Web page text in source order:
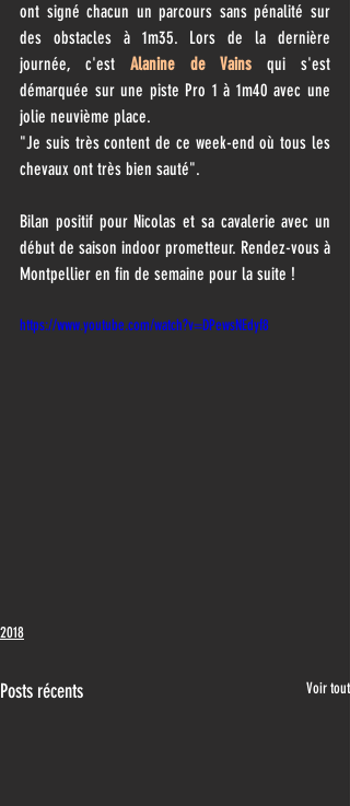
ont signé chacun un parcours sans pénalité sur
des obstacles à 1m35. Lors de la dernière
journée, c'est Alanine de Vains qui s'est
démarquée sur une piste Pro 1 à 1m40 avec une
jolie neuvième place.
"Je suis très content de ce week-end où tous les
chevaux ont très bien sauté".
Bilan positif pour Nicolas et sa cavalerie avec un
début de saison indoor prometteur. Rendez-vous à
Montpellier en fin de semaine pour la suite !
https://www.youtube.com/watch?v=DPewsNEdyf8
2018
Posts récents Voir tout